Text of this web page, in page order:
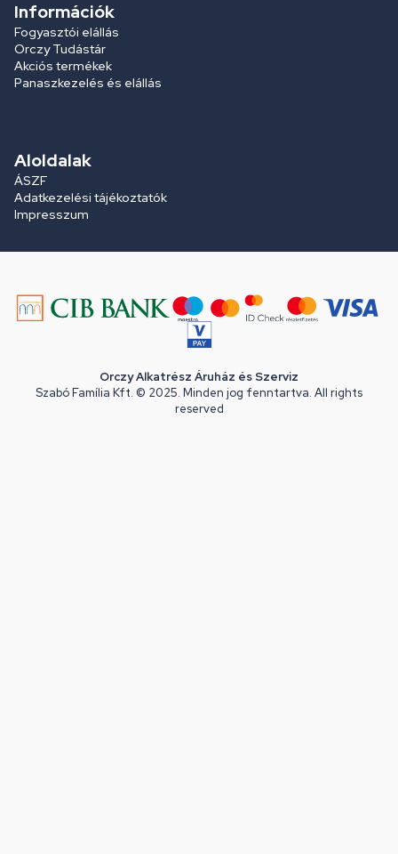
Információk
Fogyasztói elállás
Orczy Tudástár
Akciós termékek
Panaszkezelés és elállás
Aloldalak
ÁSZF
Adatkezelési tájékoztatók
Impresszum
Orczy Alkatrész Áruház és Szerviz
Szabó Família Kft. © 2025. Minden jog fenntartva. All rights
reserved